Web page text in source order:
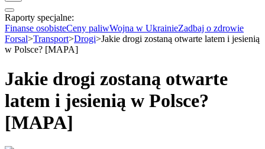
Anuluj
Notowania
Kraj
Aktualności
Bezpieczeństwo
Biznes
Aktualności
Firma
Przemysł
Handel
Energetyka
Raporty specjalne:
Finanse osobisteCeny paliwWojna w UkrainieZadbaj o zdrowie
Forsal>Transport>Drogi>Jakie drogi zostaną otwarte latem i jesienią
w Polsce? [MAPA]
Jakie drogi zostaną otwarte
latem i jesienią w Polsce?
[MAPA]